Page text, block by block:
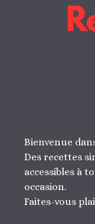
Bienvenue
Des recettes
accessibles à
occasion.
Faites-vous